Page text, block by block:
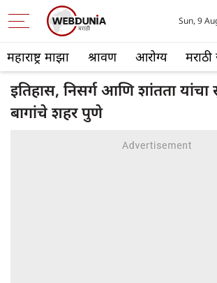
महाराष्ट्र माझा श्रावण आरोग्य
Sun, 9
इतिहास, निसर्ग आणि शांतता
बागांचे शहर पुणे